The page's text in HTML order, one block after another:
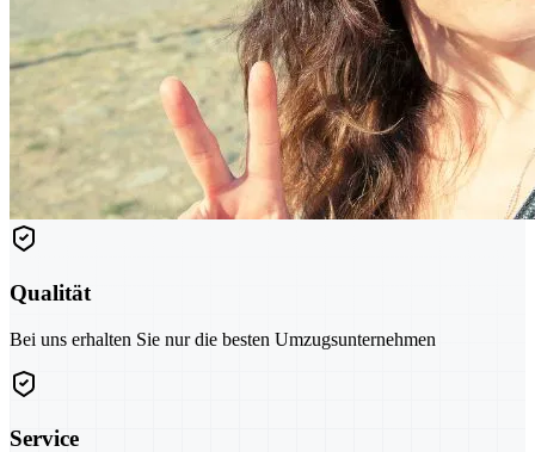
Qualität
Bei uns erhalten Sie nur die besten Umzugsunternehmen
Service